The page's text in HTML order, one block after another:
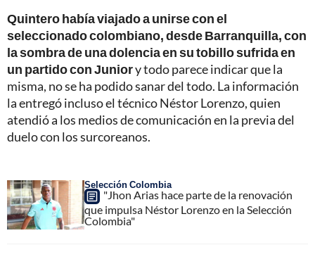
Quintero había viajado a unirse con el
seleccionado colombiano, desde Barranquilla, con
la sombra de una dolencia en su tobillo sufrida en
un partido con Juniory todo parece indicar que la
misma, no se ha podido sanar del todo. La información
la entregó incluso el técnico Néstor Lorenzo, quien
atendió a los medios de comunicación en la previa del
duelo con los surcoreanos.
Selección Colombia
"Jhon Arias hace parte de la renovación
que impulsa Néstor Lorenzo en la Selección
Colombia"